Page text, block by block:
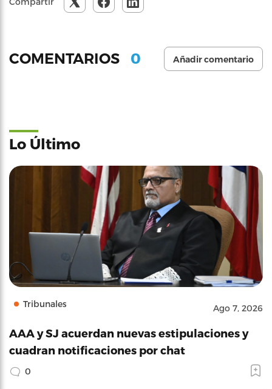
COMENTARIOS 0 Añadir comentario
Lo Último
Tribunales Ago 7, 2026
AAA y SJ acuerdan nuevas estipulaciones y
cuadran notificaciones por chat
0